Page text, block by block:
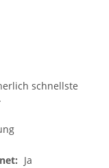
schnellste
Ja